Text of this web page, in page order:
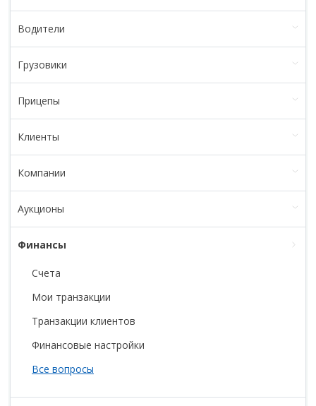
Водители
Грузовики
Прицепы
Клиенты
Компании
Аукционы
Финансы
Счета
Мои транзакции
Транзакции клиентов
Финансовые настройки
Все вопросы